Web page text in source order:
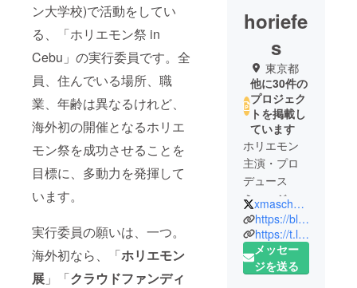
ン大学校)で活動をしてい
る、「ホリエモン祭 in
Cebu」の実行委員です。全
員、住んでいる場所、職
業、年齢は異なるけれど、
海外初の開催となるホリエ
モン祭を成功させることを
目標に、多動力を発揮して
います。
実行委員の願いは、一つ。
海外初なら、「ホリエモン
展 」「クラウドファンディ
horiefe
s
東京都
他に30件の
プロジェク
トを掲載し
ています
ホリエモン
主演・プロ
デュース
ミュージカ
ル『ブルー
サンタク
ロース
2024』
xmaschorie
https://blue-santa.com/
https://t.livepocket.jp/t/blue-santa
メッセー
ジを送る